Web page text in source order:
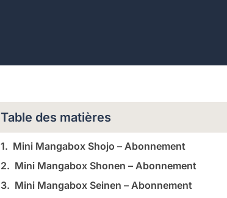
Table des matières
Mini Mangabox Shojo – Abonnement
Mini Mangabox Shonen – Abonnement
Mini Mangabox Seinen – Abonnement